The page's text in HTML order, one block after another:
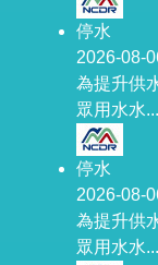
停水
2026-08-
為提升供
眾用水水...
停水
2026-08-
為提升供
眾用水水...